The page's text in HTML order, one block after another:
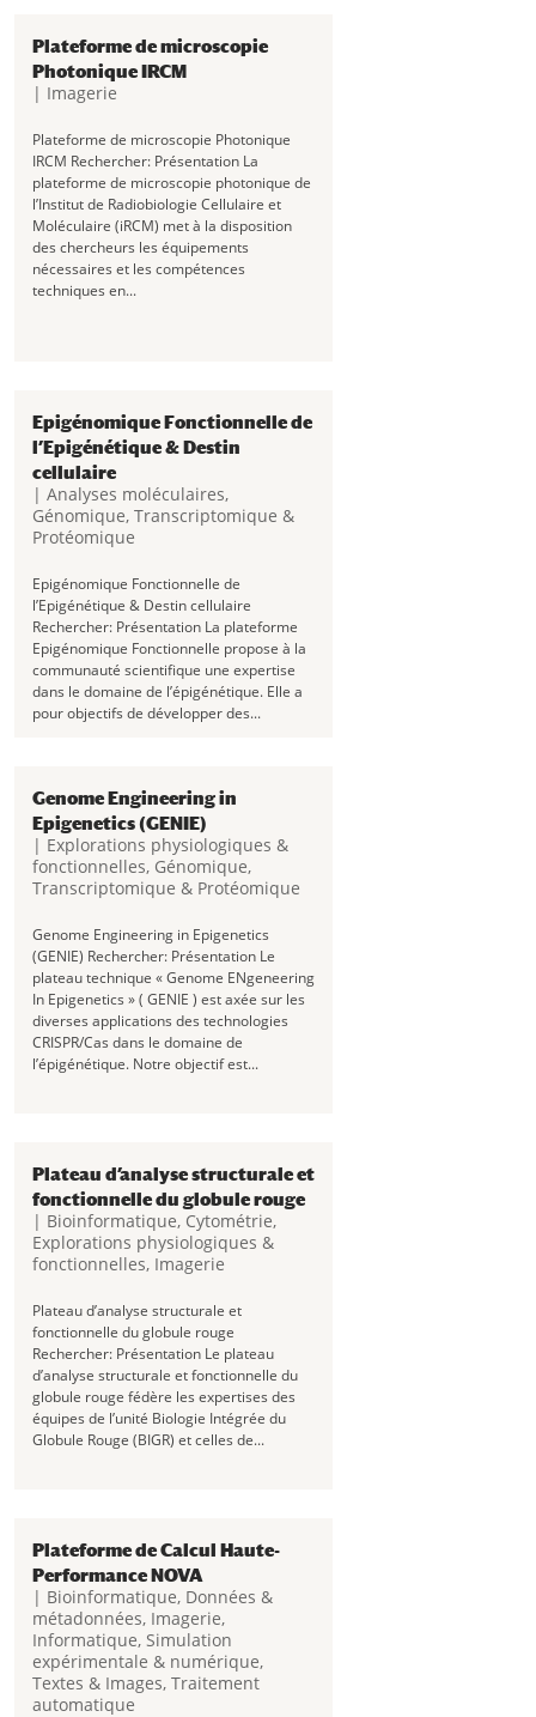
Plateforme de microscopie
Photonique IRCM
| Imagerie
Plateforme de microscopie Photonique
IRCM Rechercher: Présentation La
plateforme de microscopie photonique de
l’Institut de Radiobiologie Cellulaire et
Moléculaire (iRCM) met à la disposition
des chercheurs les équipements
nécessaires et les compétences
techniques en...
Epigénomique Fonctionnelle de
l’Epigénétique & Destin
cellulaire
| Analyses moléculaires,
Génomique, Transcriptomique &
Protéomique
Epigénomique Fonctionnelle de
l’Epigénétique & Destin cellulaire
Rechercher: Présentation La plateforme
Epigénomique Fonctionnelle propose à la
communauté scientifique une expertise
dans le domaine de l’épigénétique. Elle a
pour objectifs de développer des...
Genome Engineering in
Epigenetics (GENIE)
| Explorations physiologiques &
fonctionnelles, Génomique,
Transcriptomique & Protéomique
Genome Engineering in Epigenetics
(GENIE) Rechercher: Présentation Le
plateau technique « Genome ENgeneering
In Epigenetics » ( GENIE ) est axée sur les
diverses applications des technologies
CRISPR/Cas dans le domaine de
l’épigénétique. Notre objectif est...
Plateau d’analyse structurale et
fonctionnelle du globule rouge
| Bioinformatique, Cytométrie,
Explorations physiologiques &
fonctionnelles, Imagerie
Plateau d’analyse structurale et
fonctionnelle du globule rouge
Rechercher: Présentation Le plateau
d’analyse structurale et fonctionnelle du
globule rouge fédère les expertises des
équipes de l’unité Biologie Intégrée du
Globule Rouge (BIGR) et celles de...
Plateforme de Calcul Haute-
Performance NOVA
| Bioinformatique, Données &
métadonnées, Imagerie,
Informatique, Simulation
expérimentale & numérique,
Textes & Images, Traitement
automatique